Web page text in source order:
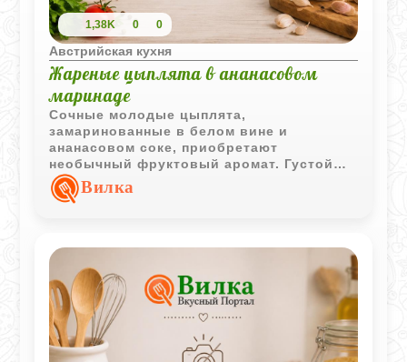
1,38K 0 0
Австрийская кухня
Жареные цыплята в ананасовом
маринаде
Сочные молодые цыплята,
замаринованные в белом вине и
ананасовом соке, приобретают
необычный фруктовый аромат. Густой
соус с ананасом и бананами делает
блюдо особенно выразительным.
Вилка